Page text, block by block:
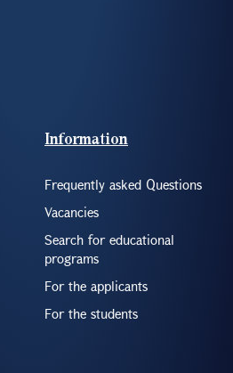
Information
Frequently asked Questions
Vacancies
Search for educational
programs
For the applicants
For the students